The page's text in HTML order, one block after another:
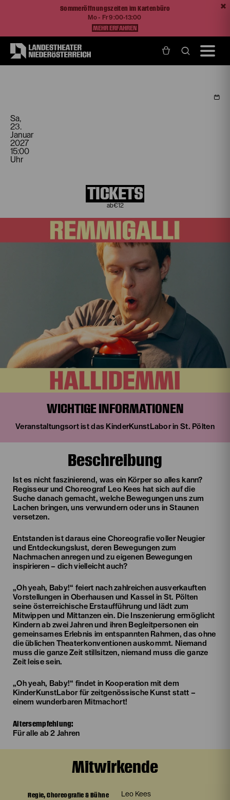
Sommeröffnungszeiten im Kartenbüro
Mo - Fr 9:00-13:00
MEHR ERFAHREN
Sa,
23.
Januar
2027
15:00
Uhr
TICKETS
€12
WICHTIGE INFORMATIONEN
Veranstaltungsort ist das KinderKunstLabor in St. Pölten
Beschreibung
Ist es nicht faszinierend, was ein Körper so alles kann?
Regisseur und Choreograf Leo Kees hat sich auf die
Suche danach gemacht, welche Bewegungen uns zum
Lachen bringen, uns verwundern oder uns in Staunen
versetzen.
Entstanden ist daraus eine Choreografie voller Neugier
und Entdeckungslust, deren Bewegungen zum
Nachmachen anregen und zu eigenen Bewegungen
inspirieren – dich vielleicht auch?
„Oh yeah, Baby!“ feiert nach zahlreichen ausverkauften
Vorstellungen in Oberhausen und Kassel in St. Pölten
seine österreichische Erstaufführung und lädt zum
Mitwippen und Mittanzen ein. Die Inszenierung ermöglicht
Kindern ab zwei Jahren und ihren Begleitpersonen ein
gemeinsames Erlebnis im entspannten Rahmen, das ohne
die üblichen Theaterkonventionen auskommt. Niemand
muss die ganze Zeit stillsitzen, niemand muss die ganze
Zeit leise sein.
„Oh yeah, Baby!“ findet in Kooperation mit dem
KinderKunstLabor für zeitgenössische Kunst statt –
einem wunderbaren Mitmachort!
Altersempfehlung:
Für alle ab 2 Jahren
Mitwirkende
Regie, Choreografie & Bühne Leo Kees